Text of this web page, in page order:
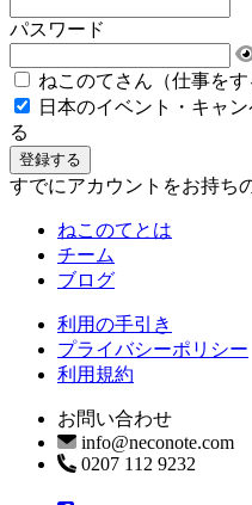
パスワード
ねこのてさん（仕事を
日本のイベント・キャ
る
すでにアカウントをお持ち
ねこのてとは
チーム
ブログ
利用の手引き
プライバシーポリシー
利用規約
お問い合わせ
info@neconote.com
0207 112 9232